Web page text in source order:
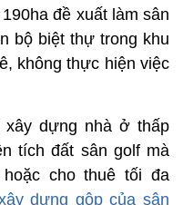
đề xuất làm sân
bộ biệt thự trong khu
không thực hiện việc
dựng nhà ở thấp
tích đất sân golf mà
cho thuê tối đa
dựng gộp của sân